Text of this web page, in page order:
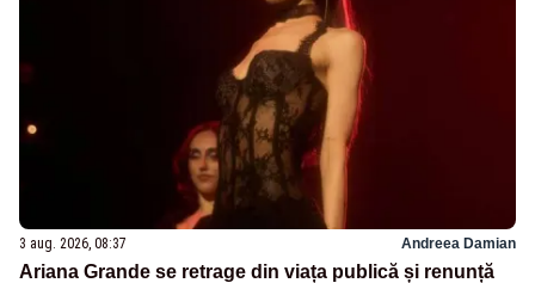
3 aug. 2026, 08:37 Andreea Damian
Ariana Grande se retrage din viața publică și renunță